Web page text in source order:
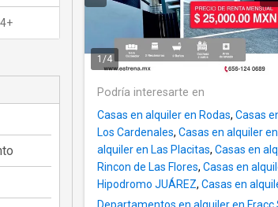
1 /4
Podría interesarte en
Casas en alquiler en Rodas, Casas
Los Cardenales, Casas en alquiler
alquiler en Las Placitas, Casas en
Rincon de Las Flores, Casas en
Hipodromo JUÁREZ, Casas en
4+